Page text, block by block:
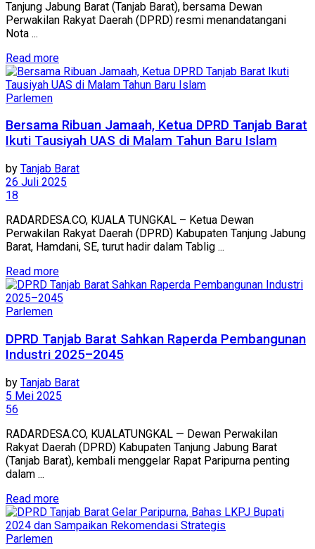
Tanjung Jabung Barat (Tanjab Barat), bersama Dewan
Perwakilan Rakyat Daerah (DPRD) resmi menandatangani
Nota ...
Read more
Parlemen
Bersama Ribuan Jamaah, Ketua DPRD Tanjab Barat
Ikuti Tausiyah UAS di Malam Tahun Baru Islam
by Tanjab Barat
26 Juli 2025
18
RADARDESA.CO, KUALA TUNGKAL – Ketua Dewan
Perwakilan Rakyat Daerah (DPRD) Kabupaten Tanjung Jabung
Barat, Hamdani, SE, turut hadir dalam Tablig ...
Read more
Parlemen
DPRD Tanjab Barat Sahkan Raperda Pembangunan
Industri 2025–2045
by Tanjab Barat
5 Mei 2025
56
RADARDESA.CO, KUALATUNGKAL — Dewan Perwakilan
Rakyat Daerah (DPRD) Kabupaten Tanjung Jabung Barat
(Tanjab Barat), kembali menggelar Rapat Paripurna penting
dalam ...
Read more
Parlemen